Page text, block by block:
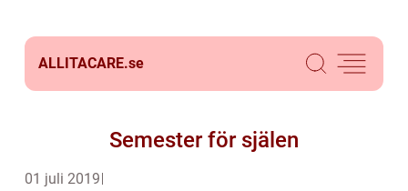
ALLITACARE.se
Semester för själen
01 juli 2019